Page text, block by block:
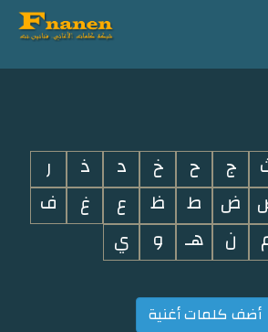
ج ح خ د ذ
ر
ض ط ظ ع غ
ف
ن هـ و ي
أضف كلمات أغنية